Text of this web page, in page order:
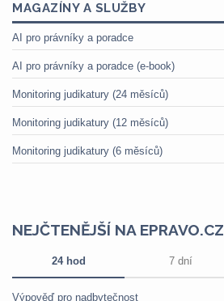
MAGAZÍNY A SLUŽBY
AI pro právníky a poradce
AI pro právníky a poradce (e-book)
Monitoring judikatury (24 měsíců)
Monitoring judikatury (12 měsíců)
Monitoring judikatury (6 měsíců)
NEJČTENĚJŠÍ NA EPRAVO.CZ
24 hod 7 dní
Výpověď pro nadbytečnost